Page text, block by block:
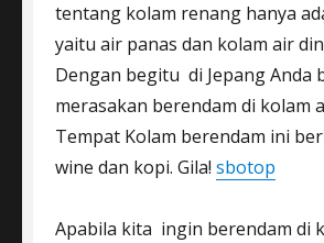
tentang kolam renang hanya
yaitu air panas dan kolam air
Dengan begitu di Jepang Anda
merasakan berendam di kolam
Tempat Kolam berendam ini
wine dan kopi. Gila! sbotop
Apabila kita ingin berendam di